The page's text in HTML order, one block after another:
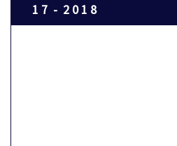
1 7 - 2 0 1 8